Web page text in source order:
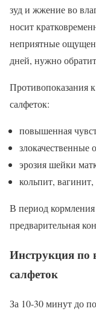
зуд и жжение во
носит
неприятные
дней, нужно
Противопоказания
салфеток:
повышенная
злокачественные
эрозия шейки
кольпит,
В период кормления
предварительная
Инструкция по
салфеток
За 10-30 минут до